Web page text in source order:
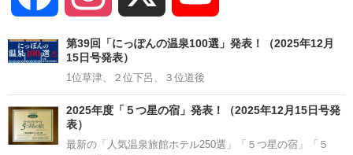
Channel
第39回「にっぽんの温泉100選」発表！（2025年12月
15日号発表）
1位草津、２位下呂、３位道後
2025年度「５つ星の宿」発表！（2025年12月15日号発
表）
最新の「人気温泉旅館ホテル250選」「５つ星の宿」「５